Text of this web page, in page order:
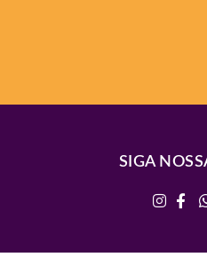
SIGA